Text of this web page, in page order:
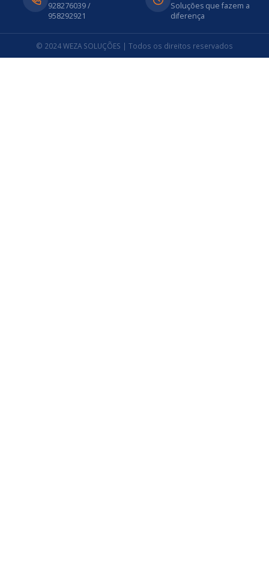
928276039 /
958292921
Soluções que fazem a
diferença
© 2024 WEZA SOLUÇÕES | Todos os direitos reservados